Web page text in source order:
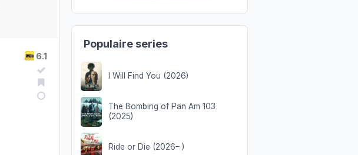
6.1
Populaire series
I Will Find You (2026)
The Bombing of Pan Am 103
(2025)
Ride or Die (2026– )